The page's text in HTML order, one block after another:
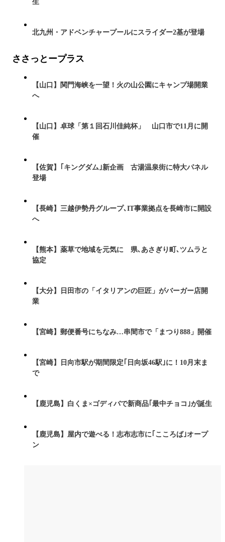
生
北九州・アドベンチャープールにスライダー2基が登場
ささっとープラス
【山口】関門海峡を一望！火の山公園にキャンプ場開業
へ
【山口】卓球「第１回石川佳純杯」 山口市で11月に開
催
【佐賀】｢キングダム｣新企画 古湯温泉街に特大パネル
登場
【長崎】三越伊勢丹グループ､IT事業拠点を長崎市に開設
へ
【熊本】薬草で地域を元気に 県､あさぎり町､ツムラと
協定
【大分】日田市の「イタリアンの巨匠」がバーガー店開
業
【宮崎】郵便番号にちなみ…串間市で「まつり888」開催
【宮崎】日向市駅が期間限定｢日向坂46駅｣に！10月末ま
で
【鹿児島】白くま×ゴディバで新商品｢最中チョコ｣が誕生
【鹿児島】屋内で遊べる！志布志市に｢こころば｣オープ
ン